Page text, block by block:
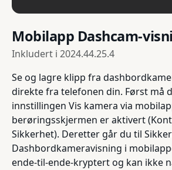
Mobilapp Dashcam-
Inkludert i 2024.44.25.4
Se og lagre klipp fra
direkte fra telefonen din. Først må
innstillingen Vis kamera via
berøringsskjermen er aktivert
Sikkerhet). Deretter går du til
Dashbordkameravisning i
ende-til-ende-kryptert og kan ikke